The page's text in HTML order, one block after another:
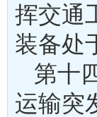
挥交通
装备
第十
运输突